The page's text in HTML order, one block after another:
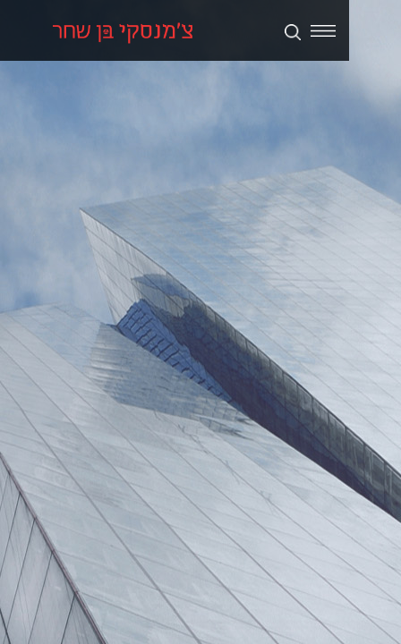
נדל״ן מניב ומגורים
קמעונאות ומסחר
חוות דעת
פרסומים
סקרי שוק
אודות החברה
צרו קשר